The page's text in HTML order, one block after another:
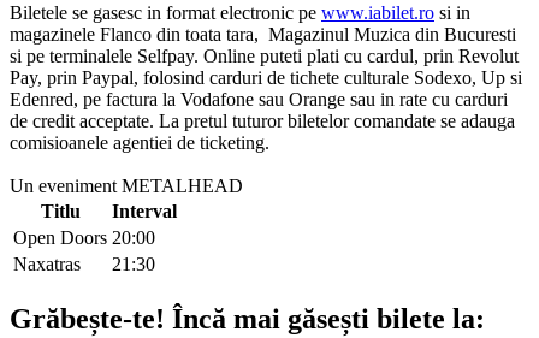
Biletele se gasesc in format electronic pe www.iabilet.ro si in
magazinele Flanco din toata tara, Magazinul Muzica din Bucuresti
si pe terminalele Selfpay. Online puteti plati cu cardul, prin Revolut
Pay, prin Paypal, folosind carduri de tichete culturale Sodexo, Up si
Edenred, pe factura la Vodafone sau Orange sau in rate cu carduri
de credit acceptate. La pretul tuturor biletelor comandate se adauga
comisioanele agentiei de ticketing.
Un eveniment METALHEAD
Titlu
Interval
Open Doors 20:00
Naxatras
21:30
Grăbește-te! Încă mai găsești bilete la: